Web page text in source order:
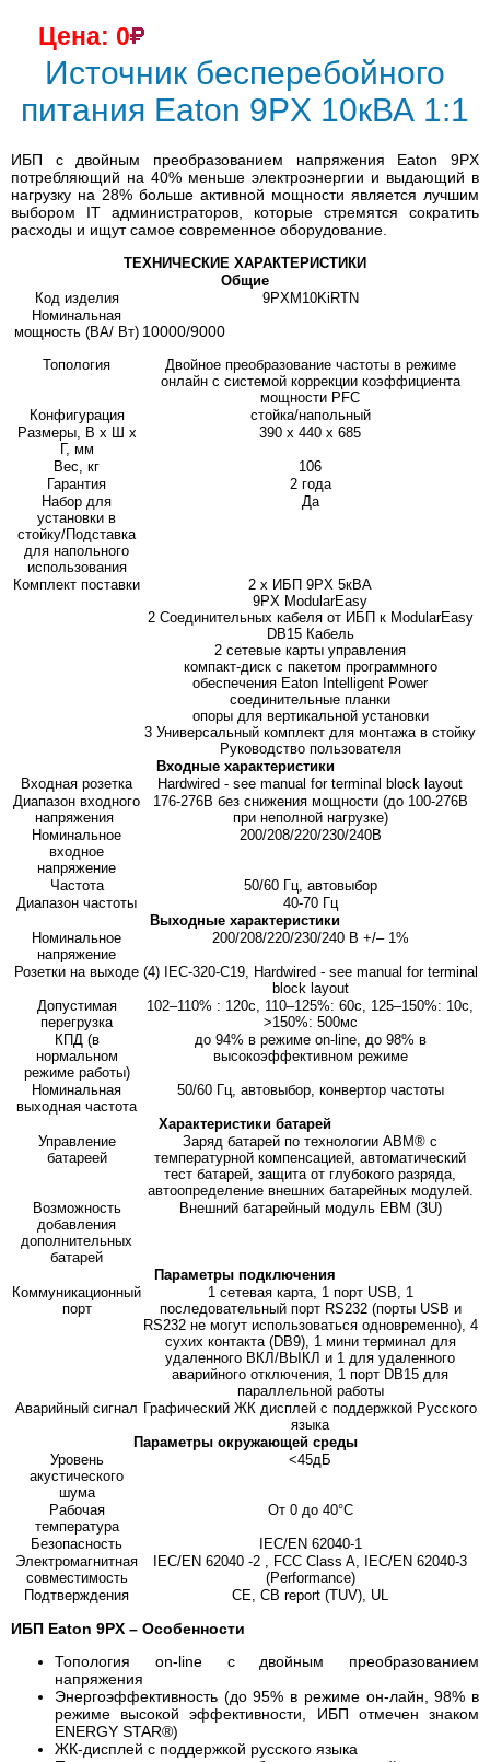
Цена: 0
Источник бесперебойного
питания Eaton 9PX 10кВА 1:1
ИБП с двойным преобразованием напряжения Eaton 9PX
потребляющий на 40% меньше электроэнергии и выдающий в
нагрузку на 28% больше активной мощности является лучшим
выбором IT администраторов, которые стремятся сократить
расходы и ищут самое современное оборудование.
ТЕХНИЧЕСКИЕ ХАРАКТЕРИСТИКИ
Общие
Код изделия
9PXM10KiRTN
Номинальная
мощность (ВА/ Вт) 10000/9000
Топология
Двойное преобразование частоты в режиме
онлайн с системой коррекции коэффициента
мощности PFC
Конфигурация
стойка/напольный
Размеры, В x Ш x
Г, мм
390 x 440 x 685
Вес, кг
106
Гарантия
2 года
Набор для
установки в
стойку/Подставка
для напольного
использования
Да
Комплект поставки
2 x ИБП 9PX 5кВА
9PX ModularEasy
2 Соединительных кабеля от ИБП к ModularEasy
DB15 Кабель
2 сетевые карты управления
компакт-диск с пакетом программного
обеспечения Eaton Intelligent Power
соединительные планки
опоры для вертикальной установки
3 Универсальный комплект для монтажа в стойку
Руководство пользователя
Входные характеристики
Входная розетка
Hardwired - see manual for terminal block layout
Диапазон входного
напряжения
176-276В без снижения мощности (до 100-276В
при неполной нагрузке)
Номинальное
входное
напряжение
200/208/220/230/240В
Частота
50/60 Гц, автовыбор
Диапазон частоты
40-70 Гц
Выходные характеристики
Номинальное
напряжение
200/208/220/230/240 В +/– 1%
Розетки на выходе (4) IEC-320-C19, Hardwired - see manual for terminal
block layout
Допустимая
перегрузка
102–110% : 120с, 110–125%: 60с, 125–150%: 10с,
>150%: 500мс
КПД (в
нормальном
режиме работы)
до 94% в режиме on-line, до 98% в
высокоэффективном режиме
Номинальная
выходная частота
50/60 Гц, автовыбор, конвертор частоты
Характеристики батарей
Управление
батареей
Заряд батарей по технологии ABM® с
температурной компенсацией, автоматический
тест батарей, защита от глубокого разряда,
автоопределение внешних батарейных модулей.
Возможность
добавления
дополнительных
батарей
Внешний батарейный модуль EBM (3U)
Параметры подключения
Коммуникационный
порт
1 сетевая карта, 1 порт USB, 1
последовательный порт RS232 (порты USB и
RS232 не могут использоваться одновременно), 4
сухих контакта (DB9), 1 мини терминал для
удаленного ВКЛ/ВЫКЛ и 1 для удаленного
аварийного отключения, 1 порт DB15 для
параллельной работы
Аварийный сигнал Графический ЖК дисплей с поддержкой Русского
языка
Параметры окружающей среды
Уровень
акустического
шума
<45дБ
Рабочая
температура
От 0 до 40°C
Безопасность
IEC/EN 62040-1
Электромагнитная
совместимость
IEC/EN 62040 -2 , FCC Class A, IEC/EN 62040-3
(Performance)
Подтверждения
CE, CB report (TUV), UL
ИБП Eaton 9PX – Особенности
Топология on-line с двойным преобразованием
напряжения
Энергоэффективность (до 95% в режиме он-лайн, 98% в
режиме высокой эффективности, ИБП отмечен знаком
ENERGY STAR®)
ЖК-дисплей с поддержкой русского языка